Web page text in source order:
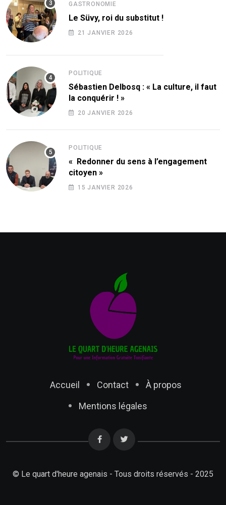
GASTRONOMIE
Le Süvy, roi du substitut !
21 JANVIER 2026
POLITIQUE
Sébastien Delbosq : « La culture, il faut
la conquérir ! »
20 JANVIER 2026
POLITIQUE
« Redonner du sens à l’engagement
citoyen »
15 JANVIER 2026
Accueil Contact
À propos
Mentions légales
© Le quart d'heure agenais - Tous droits réservés - 2025